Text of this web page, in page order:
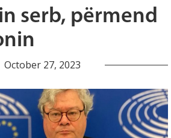
serb, përmend
October 27, 2023